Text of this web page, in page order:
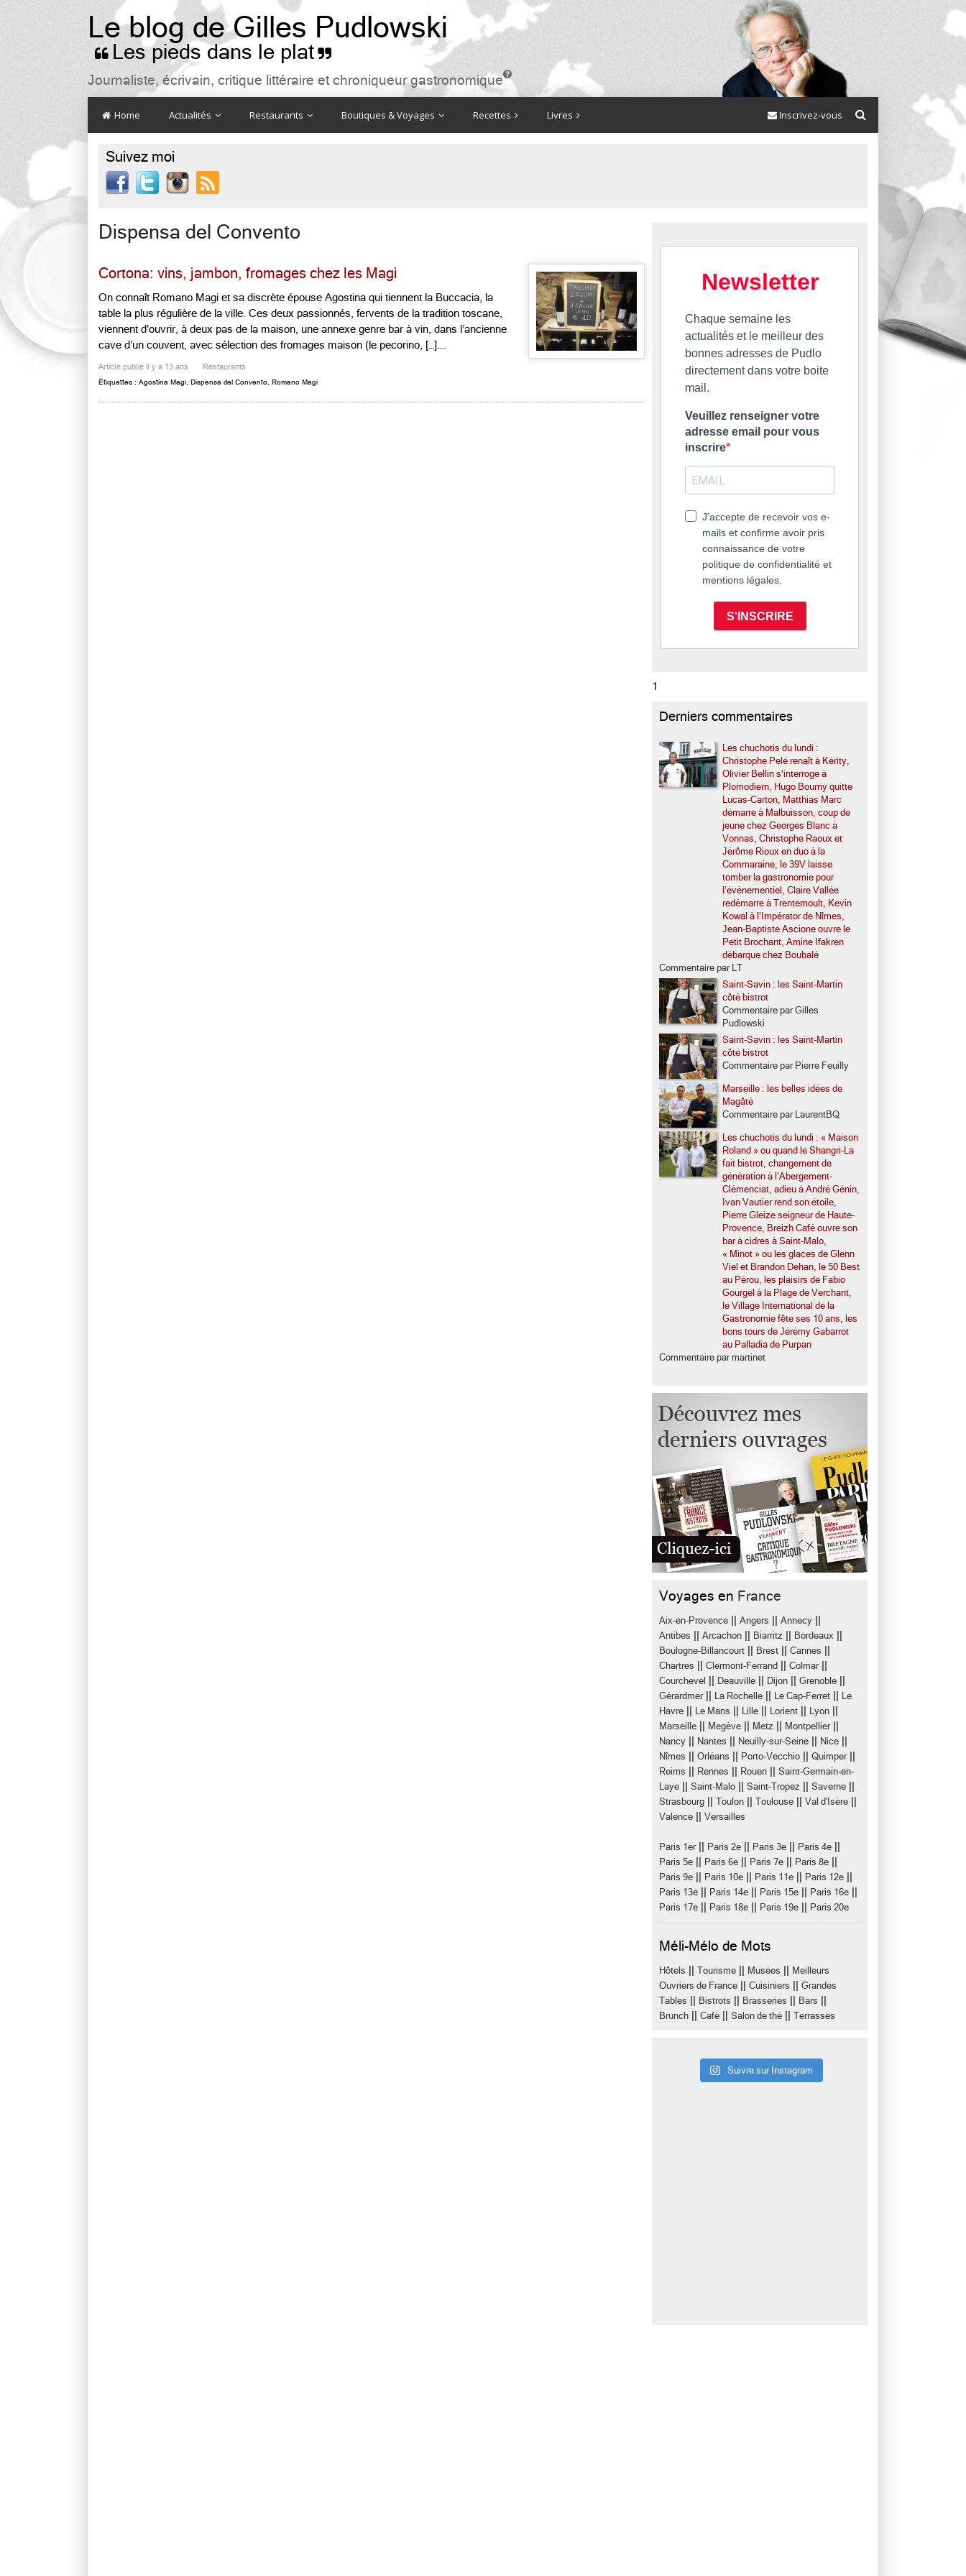
Le blog de Gilles Pudlowski
 Les pieds dans le plat 
Journaliste, écrivain, critique littéraire et chroniqueur gastronomique

Home Actualités Restaurants Boutiques & Voyages Recettes Livres Inscrivez-vous
Suivez moi

Dispensa del Convento
Cortona: vins, jambon, fromages chez les Magi
On connaît Romano Magi et sa discrète épouse Agostina qui tiennent la Buccacia, la
table la plus régulière de la ville. Ces deux passionnés, fervents de la tradition toscane,
viennent d’ouvrir, à deux pas de la maison, une annexe genre bar à vin, dans l’ancienne
cave d’un couvent, avec sélection des fromages maison (le pecorino, […]...
Article publié il y a 13 ans Restaurants
Étiquettes : Agostina Magi Dispensa del Convento Romano Magi
Newsletter
Chaque semaine les
actualités et le meilleur des
bonnes adresses de Pudlo
directement dans votre boite
mail.
Veuillez renseigner votre
adresse email pour vous
inscrire
J'accepte de recevoir vos e-
mails et confirme avoir pris
connaissance de votre
politique de confidentialité et
mentions légales.
S'INSCRIRE
1
Derniers commentaires
Les chuchotis du lundi :
Christophe Pelé renaît à Kérity,
Olivier Bellin s’interroge à
Plomodiern, Hugo Bourny quitte
Lucas-Carton, Matthias Marc
démarre à Malbuisson, coup de
jeune chez Georges Blanc à
Vonnas, Christophe Raoux et
Jérôme Rioux en duo à la
Commaraine, le 39V laisse
tomber la gastronomie pour
l’événementiel, Claire Vallée
redémarre à Trentemoult, Kevin
Kowal à l’Impérator de Nîmes,
Jean-Baptiste Ascione ouvre le
Petit Brochant, Amine Ifakren
débarque chez Boubalé
Commentaire par LT
Saint-Savin : les Saint-Martin
côté bistrot
Commentaire par Gilles
Pudlowski
Saint-Savin : les Saint-Martin
côté bistrot
Commentaire par Pierre Feuilly
Marseille : les belles idées de
Magâté
Commentaire par LaurentBQ
Les chuchotis du lundi : « Maison
Roland » ou quand le Shangri-La
fait bistrot, changement de
génération à l’Abergement-
Clémenciat, adieu à André Génin,
Ivan Vautier rend son étoile,
Pierre Gleize seigneur de Haute-
Provence, Breizh Café ouvre son
bar à cidres à Saint-Malo,
« Minot » ou les glaces de Glenn
Viel et Brandon Dehan, le 50 Best
au Pérou, les plaisirs de Fabio
Gourgel à la Plage de Verchant,
le Village International de la
Gastronomie fête ses 10 ans, les
bons tours de Jérémy Gabarrot
au Palladia de Purpan
Commentaire par martinet
Voyages en France
Aix-en-Provence Angers Annecy
Antibes Arcachon Biarritz Bordeaux
Boulogne-Billancourt Brest Cannes
Chartres Clermont-Ferrand Colmar||
Courchevel Deauville Dijon Grenoble
Gérardmer|| La Rochelle Le Cap-Ferret
Le
Havre
Le Mans Lille Lorient Lyon
Marseille Megève Metz Montpellier||
Nancy Nantes Neuilly-sur-Seine Nice
Nîmes Orléans Porto-Vecchio Quimper||
Reims Rennes Rouen
Saint-Germain-en-
Laye
Saint-Malo Saint-Tropez Saverne
Strasbourg Toulon Toulouse Val d'Isère
Valence Versailles
Paris 1er|| Paris 2e Paris 3e Paris 4e
Paris 5e Paris 6e Paris 7e Paris 8e
Paris 9e Paris 10e Paris 11e Paris 12e
Paris 13e Paris 14e Paris 15e Paris 16e
Paris 17e Paris 18e Paris 19e Paris 20e
Méli-Mélo de Mots
Hôtels Tourisme Musées
Meilleurs
Ouvriers de France
Cuisiniers
Grandes
Tables
Bistrots Brasseries Bars
Brunch Café Salon de thé Terrasses
Suivre sur Instagram